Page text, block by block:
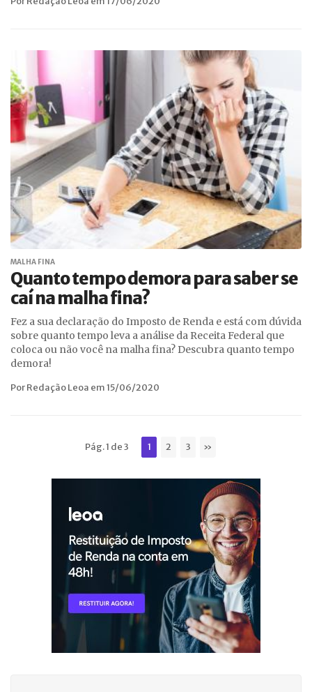
MALHA FINA
Quanto tempo demora para saber se
caí na malha fina?
Fez a sua declaração do Imposto de Renda e está com dúvida
sobre quanto tempo leva a análise da Receita Federal que
coloca ou não você na malha fina? Descubra quanto tempo
demora!
Por Redação Leoa em 15/06/2020
Pág. 1 de 3 1 2 3 »